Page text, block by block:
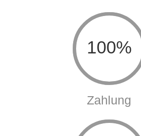
100%
Zahlung
100%